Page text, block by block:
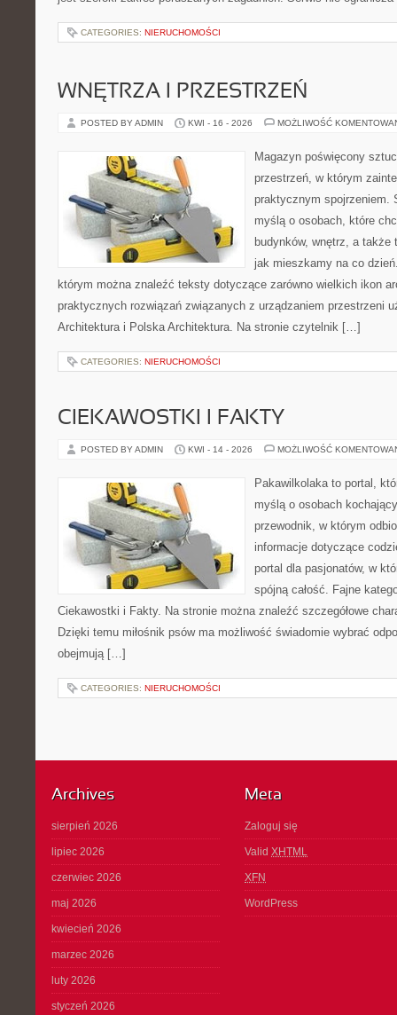
CATEGORIES: NIERUCHOMOŚCI
WNĘTRZA I PRZESTRZEŃ
POSTED BY ADMIN KWI - 16 - 2026 MOŻLIWOŚĆ
Magazyn poświęcony
przestrzeń, w którym
praktycznym spojrzeniem.
myślą o osobach, które
budynków, wnętrz, a także
jak mieszkamy na co
którym można znaleźć teksty dotyczące zarówno wielkich ikon
praktycznych rozwiązań związanych z urządzaniem przestrzeni
Architektura i Polska Architektura. Na stronie czytelnik […]
CATEGORIES: NIERUCHOMOŚCI
CIEKAWOSTKI I FAKTY
POSTED BY ADMIN KWI - 14 - 2026 MOŻLIWOŚĆ
Pakawilkolaka to portal,
myślą o osobach
przewodnik, w którym
informacje dotyczące
portal dla pasjonatów, w
spójną całość. Fajne
Ciekawostki i Fakty. Na stronie można znaleźć szczegółowe
Dzięki temu miłośnik psów ma możliwość świadomie wybrać
obejmują […]
CATEGORIES: NIERUCHOMOŚCI
Archives
sierpień 2026
lipiec 2026
czerwiec 2026
maj 2026
kwiecień 2026
marzec 2026
luty 2026
styczeń 2026
Meta
Zaloguj się
Valid XHTML
XFN
WordPress